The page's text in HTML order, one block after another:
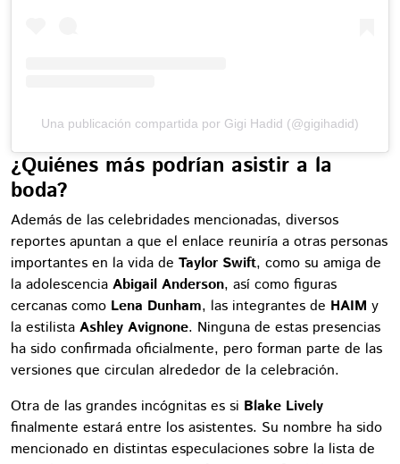
Una publicación compartida por Gigi Hadid (@gigihadid)
¿Quiénes más podrían asistir a la
boda?
Además de las celebridades mencionadas, diversos
reportes apuntan a que el enlace reuniría a otras personas
importantes en la vida de Taylor Swift, como su amiga de
la adolescencia Abigail Anderson, así como figuras
cercanas como Lena Dunham, las integrantes de HAIM y
la estilista Ashley Avignone. Ninguna de estas presencias
ha sido confirmada oficialmente, pero forman parte de las
versiones que circulan alrededor de la celebración.
Otra de las grandes incógnitas es si Blake Lively
finalmente estará entre los asistentes. Su nombre ha sido
mencionado en distintas especulaciones sobre la lista de